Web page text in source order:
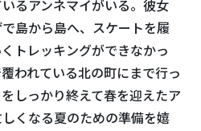
るアンネマイがいる。彼女
島から島へ、スケートを履
トレッキングができなかっ
われている北の町にまで行っ
しっかり終えて春を迎えたア
くなる夏のための準備を嬉